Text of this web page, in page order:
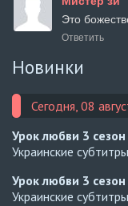
Это
Ответить
Новинки
Сегодня, 08
Урок любви 3 сезон
Украинские субтитры
Урок любви 3 сезон
Украинские субтитры